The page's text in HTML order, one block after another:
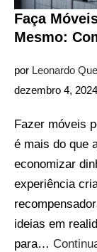
Faça
Mesmo:
por Leonardo
dezembro 4, 2024
Fazer móveis
é mais do que
economizar
experiência
ideias em
para…